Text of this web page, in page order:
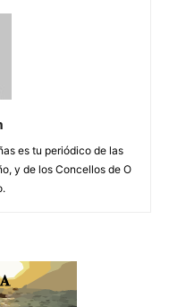
es tu periódico de las
y de los Concellos de O